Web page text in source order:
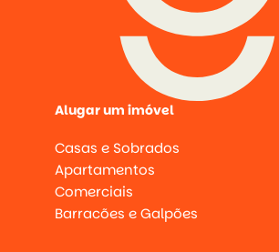
Alugar um imóvel
Casas e Sobrados
Apartamentos
Comerciais
Barracões e Galpões